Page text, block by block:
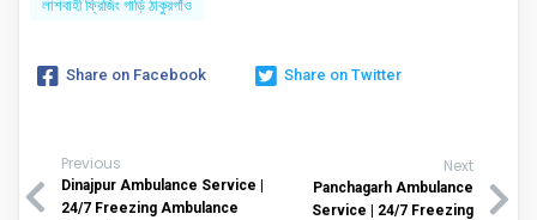
লাশবাহী ফ্রিজিং গাড়ি ঠাকুরগাঁও
Share on Facebook Share on Twitter
Previous
Dinajpur Ambulance Service |
24/7 Freezing Ambulance
Next
Panchagarh Ambulance
Service | 24/7 Freezing